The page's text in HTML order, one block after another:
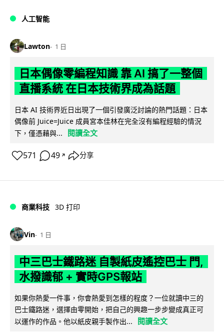
人工智能
Lawton 1 日
日本偶像零編程知識 靠 AI 搞了一整個
直播系統 在日本技術界成為話題
日本 AI 技術界近日出現了一個引發廣泛討論的熱門話題：日本
偶像前 Juice=Juice 成員宮本佳林在完全沒有編程經驗的情況
下，僅憑藉與...
閱讀全文
571 49 ↗ 分享
商業科技 3D 打印
Vin 1 日
中三巴士鐵路迷 自製紙皮遙控巴士 門,
水撥識郁 + 實時GPS報站
如果你熱愛一件事，你會熱愛到怎樣的程度？一位就讀中三的
巴士鐵路迷，選擇由零開始，把自己的興趣一步步變成真正可
以運作的作品。他以紙皮親手製作出...
閱讀全文